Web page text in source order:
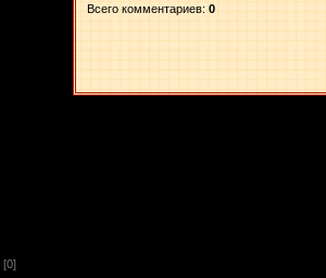
[0]
Всего комментариев: 0